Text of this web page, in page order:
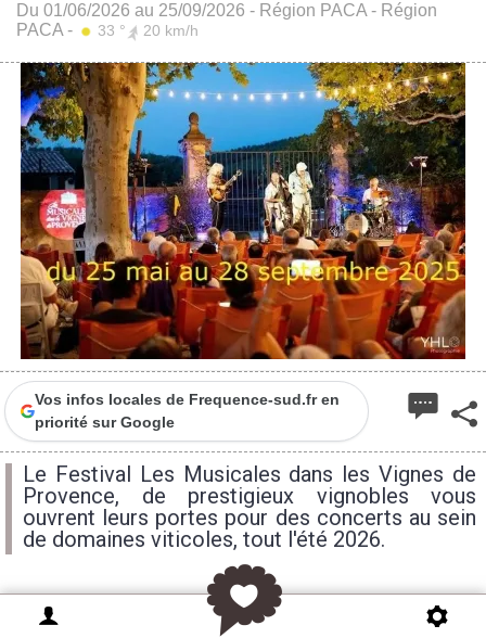
Du 01/06/2026 au 25/09/2026 - Région PACA - Région
PACA - 33 ° 20 km/h
Vos infos locales de Frequence-sud.fr en
priorité sur Google
Le Festival Les Musicales dans les Vignes de
Provence, de prestigieux vignobles vous
ouvrent leurs portes pour des concerts au sein
de domaines viticoles, tout l'été 2026.
Pour ces soirées musicales et culturelles, les